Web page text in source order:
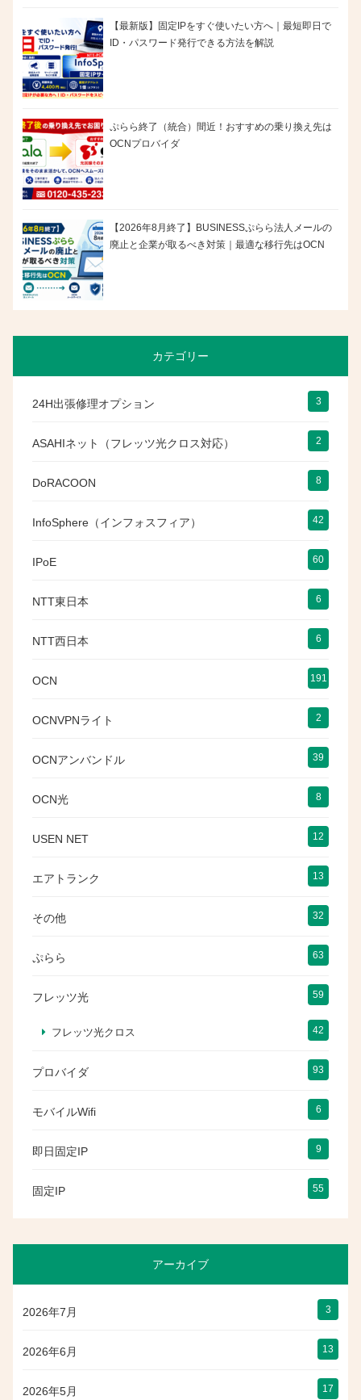
【最新版】固定IPをすぐ使いたい方へ｜最短即日で
ID・パスワード発行できる方法を解説
ぷらら終了（統合）間近！おすすめの乗り換え先は
OCNプロバイダ
【2026年8月終了】BUSINESSぷらら法人メールの
廃止と企業が取るべき対策｜最適な移行先はOCN
カテゴリー
24H出張修理オプション 3
ASAHIネット（フレッツ光クロス対応） 2
DoRACOON 8
InfoSphere（インフォスフィア） 42
IPoE 60
NTT東日本 6
NTT西日本 6
OCN 191
OCNVPNライト 2
OCNアンバンドル 39
OCN光 8
USEN NET 12
エアトランク 13
その他 32
ぷらら 63
フレッツ光 59
フレッツ光クロス 42
プロバイダ 93
モバイルWifi 6
即日固定IP 9
固定IP 55
アーカイブ
2026年7月 3
2026年6月 13
2026年5月 17